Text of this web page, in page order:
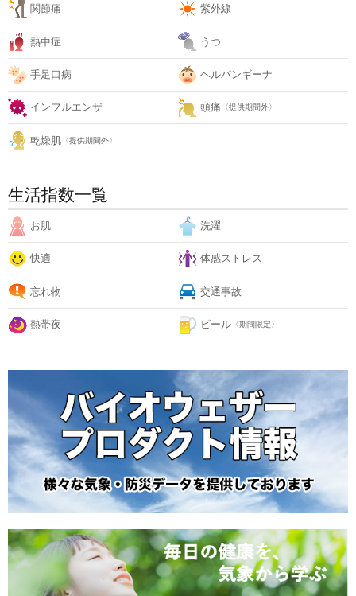
関節痛 紫外線
熱中症 うつ
手足口病 ヘルパンギーナ
インフルエンザ 頭痛 〈提供期間外〉
乾燥肌 〈提供期間外〉
生活指数一覧
お肌 洗濯
快適 体感ストレス
忘れ物 交通事故
熱帯夜 ビール 〈期間限定〉